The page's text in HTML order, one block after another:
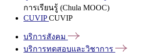
การเรียนรู้ (Chula MOOC)
CUVIPCUVIP
บริการสังคม
บริการทดสอบและวิชาการ